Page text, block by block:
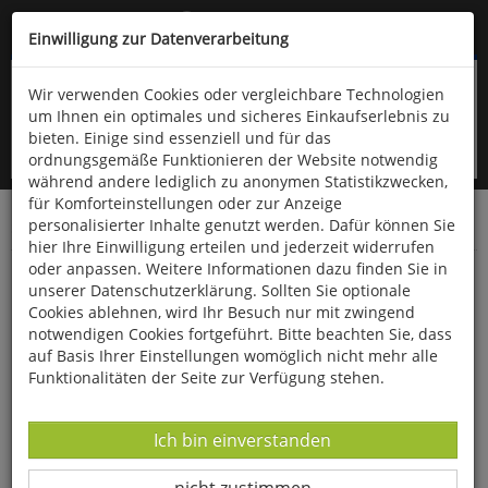
Kompletten Head der Seite überspringen
oder (06766) 9323-960
Startseite Bücher Literatur Diverses
Der kleine Lord / Little Lord Fauntleroy
Einwilligung zur Datenverarbeitung
Wir verwenden Cookies oder vergleichbare Technologien
um Ihnen ein optimales und sicheres Einkaufserlebnis zu
bieten. Einige sind essenziell und für das
ordnungsgemäße Funktionieren der Website notwendig
während andere lediglich zu anonymen Statistikzwecken,
für Komforteinstellungen oder zur Anzeige
personalisierter Inhalte genutzt werden. Dafür können Sie
hier Ihre Einwilligung erteilen und jederzeit widerrufen
oder anpassen. Weitere Informationen dazu finden Sie in
unserer Datenschutzerklärung. Sollten Sie optionale
Cookies ablehnen, wird Ihr Besuch nur mit zwingend
notwendigen Cookies fortgeführt. Bitte beachten Sie, dass
auf Basis Ihrer Einstellungen womöglich nicht mehr alle
Funktionalitäten der Seite zur Verfügung stehen.
Datenverarbeitung -
Ich bin einverstanden